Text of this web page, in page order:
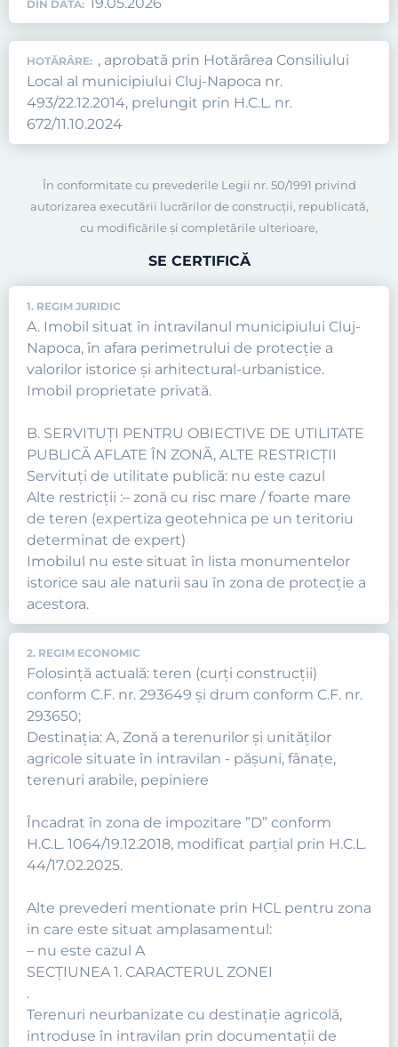
DIN DATA:
HOTĂRÂRE: , aprobată prin Hotărârea Consiliului
Local al municipiului Cluj-Napoca nr.
493/22.12.2014, prelungit prin H.C.L. nr.
672/11.10.2024
În conformitate cu prevederile Legii nr. 50/1991 privind
autorizarea executării lucrărilor de construcţii, republicată,
cu modificările şi completările ulterioare,
SE CERTIFICĂ
1. REGIM JURIDIC
A. Imobil situat în intravilanul municipiului Cluj-
Napoca, în afara perimetrului de protecţie a
valorilor istorice şi arhitectural-urbanistice.
Imobil proprietate privată.
B. SERVITUȚI PENTRU OBIECTIVE DE UTILITATE
PUBLICĂ AFLATE ÎN ZONĂ, ALTE RESTRICȚII
Servituţi de utilitate publică: nu este cazul
Alte restricții :– zonă cu risc mare / foarte mare
de teren (expertiza geotehnica pe un teritoriu
determinat de expert)
Imobilul nu este situat în lista monumentelor
istorice sau ale naturii sau în zona de protecție a
acestora.
2. REGIM ECONOMIC
Folosință actuală: teren (curți construcții)
conform C.F. nr. 293649 și drum conform C.F. nr.
293650;
Destinația: A, Zonă a terenurilor şi unităţilor
agricole situate în intravilan - păşuni, fânaţe,
terenuri arabile, pepiniere
Încadrat în zona de impozitare ”D” conform
H.C.L. 1064/19.12.2018, modificat parțial prin H.C.L.
44/17.02.2025.
Alte prevederi mentionate prin HCL pentru zona
in care este situat amplasamentul:
– nu este cazul A
SECŢIUNEA 1. CARACTERUL ZONEI
.
Terenuri neurbanizate cu destinaţie agricolă,
introduse în intravilan prin documentaţii de